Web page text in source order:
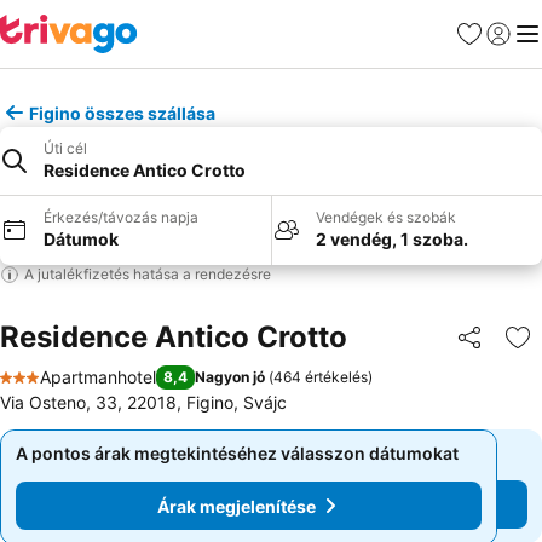
Kedvencek
Figino összes szállása
Úti cél
Residence Antico Crotto
Érkezés/távozás napja
Dátumok
Vendégek és szobák
2 vendég, 1 szoba.
A jutalékfizetés hatása a rendezésre
Residence Antico Crotto
3 Kategória
Apartmanhotel 8,4 Nagyon jó (464 értékelés)
Via Osteno, 33, 22018, Figino, Svájc
A pontos árak megtekintéséhez válasszon dátumokat
Árak megjelenítése
A pontos árak megtekintéséhez válasszon dátumokat
Árak megjelenítése